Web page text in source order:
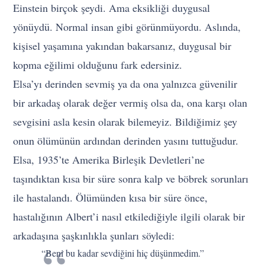
Einstein birçok şeydi. Ama eksikliği duygusal
yönüydü. Normal insan gibi görünmüyordu. Aslında,
kişisel yaşamına yakından bakarsanız, duygusal bir
kopma eğilimi olduğunu fark edersiniz.
Elsa’yı derinden sevmiş ya da ona yalnızca güvenilir
bir arkadaş olarak değer vermiş olsa da, ona karşı olan
sevgisini asla kesin olarak bilemeyiz. Bildiğimiz şey
onun ölümünün ardından derinden yasını tuttuğudur.
Elsa, 1935’te Amerika Birleşik Devletleri’ne
taşındıktan kısa bir süre sonra kalp ve böbrek sorunları
ile hastalandı. Ölümünden kısa bir süre önce,
hastalığının Albert’i nasıl etkilediğiyle ilgili olarak bir
arkadaşına şaşkınlıkla şunları söyledi:
“Beni bu kadar sevdiğini hiç düşünmedim.”